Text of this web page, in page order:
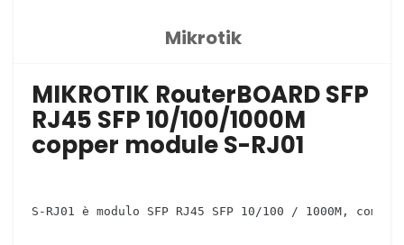
Mikrotik
MIKROTIK RouterBOARD SFP
RJ45 SFP 10/100/1000M
copper module S-RJ01
S-RJ01 è modulo SFP RJ45 SFP 10/100 / 1000M,